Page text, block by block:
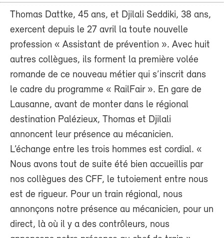
Thomas Dattke, 45 ans, et Djilali Seddiki, 38 ans,
exercent depuis le 27 avril la toute nouvelle
profession « Assistant de prévention ». Avec huit
autres collègues, ils forment la première volée
romande de ce nouveau métier qui s’inscrit dans
le cadre du programme « RailFair ». En gare de
Lausanne, avant de monter dans le régional
destination Palézieux, Thomas et Djilali
annoncent leur présence au mécanicien.
L’échange entre les trois hommes est cordial. «
Nous avons tout de suite été bien accueillis par
nos collègues des CFF, le tutoiement entre nous
est de rigueur. Pour un train régional, nous
annonçons notre présence au mécanicien, pour un
direct, là où il y a des contrôleurs, nous